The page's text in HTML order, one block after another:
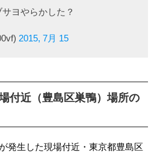
ヨやらかした？
2015, 7月 15
付近（豊島区巣鴨）場所の
発生した現場付近・東京都豊島区